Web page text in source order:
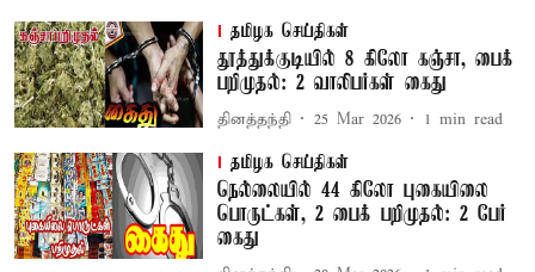
தமிழக செய்திகள்
தூத்துக்குடியில் 8 கிலோ கஞ்சா, பைக்
பறிமுதல்: 2 வாலிபர்கள் கைது
தினத்தந்தி 25 Mar 2026 1 min read
தமிழக செய்திகள்
நெல்லையில் 44 கிலோ புகையிலை
பொருட்கள், 2 பைக் பறிமுதல்: 2 பேர்
கைது